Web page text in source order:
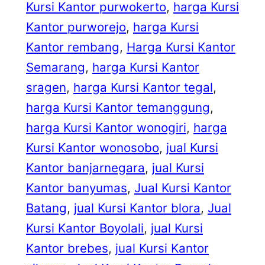
Kursi Kantor purwokerto, harga Kursi
Kantor purworejo, harga Kursi
Kantor rembang, Harga Kursi Kantor
Semarang, harga Kursi Kantor
sragen, harga Kursi Kantor tegal
harga Kursi Kantor temanggung
harga Kursi Kantor wonogiri, harga
Kursi Kantor wonosobo, jual Kursi
Kantor banjarnegara, jual Kursi
Kantor banyumas, Jual Kursi Kantor
Batang, jual Kursi Kantor blora, Jual
Kursi Kantor Boyolali, jual Kursi
Kantor brebes, jual Kursi Kantor